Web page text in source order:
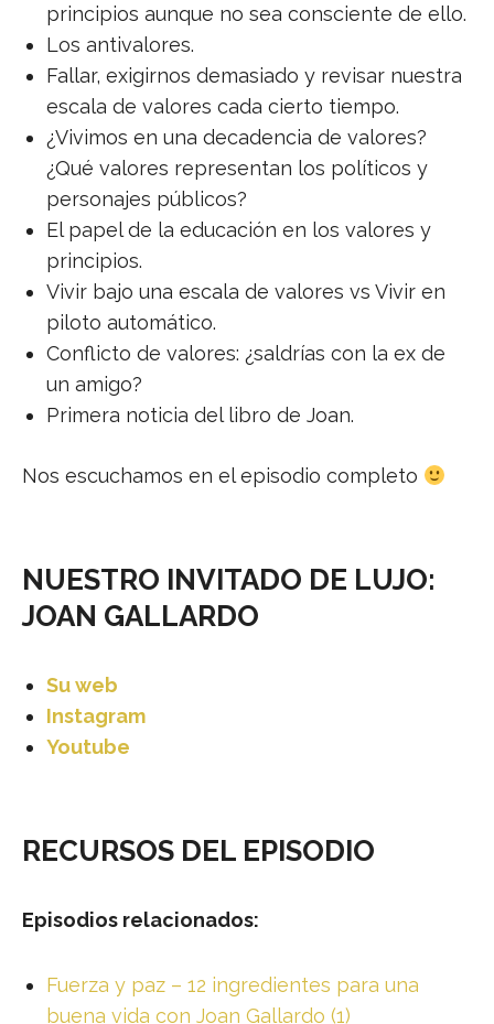
principios aunque no sea consciente de ello.
Los antivalores.
Fallar, exigirnos demasiado y revisar nuestra
escala de valores cada cierto tiempo.
¿Vivimos en una decadencia de valores?
¿Qué valores representan los políticos y
personajes públicos?
El papel de la educación en los valores y
principios.
Vivir bajo una escala de valores vs Vivir en
piloto automático.
Conflicto de valores: ¿saldrías con la ex de
un amigo?
Primera noticia del libro de Joan.
Nos escuchamos en el episodio completo
NUESTRO INVITADO DE LUJO:
JOAN GALLARDO
Su web
Instagram
Youtube
RECURSOS DEL EPISODIO
Episodios relacionados:
Fuerza y paz – 12 ingredientes para una
buena vida con Joan Gallardo (1)